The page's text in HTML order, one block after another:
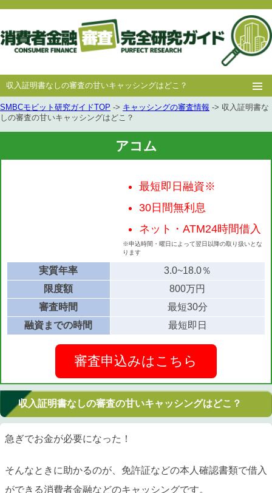
収入証明書なしの審査の甘いキャッシングはどこ？
ホー
ム
消費者
金融
中小消費者
金融
キャッシング
審査
キャッシング
豆知識
SMBCモビット研究ガイドTOP -> キャッシングの審査情報 -> 収入証明書な
しの審査の甘いキャッシングはどこ？
アコム
最短即日融資※
30日間無利息
ネット・ATM24時間借入
※申込時間・曜日によって翌日以降の取り扱いとな
ります
実質年率
3.0~18.0％
限度額
800万円
審査時間
最短30分
融資までの時間
最短即日
審査申込みはこちら
収入証明書なしの審査の甘いキャッシングはどこ？
急ぎでお金が必要になった！
そんなときに助かるのが、免許証などの本人確認書類で借入
ができる消費者金融などのキャッシングです。